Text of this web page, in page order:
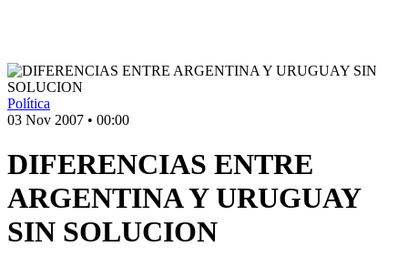
Política
03 Nov 2007 • 00:00
DIFERENCIAS ENTRE
ARGENTINA Y URUGUAY
SIN SOLUCION